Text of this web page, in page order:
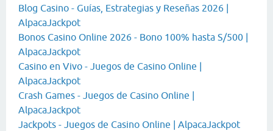
Blog Casino - Guías, Estrategias y Reseñas 2026 |
AlpacaJackpot
Bonos Casino Online 2026 - Bono 100% hasta S/500 |
AlpacaJackpot
Casino en Vivo - Juegos de Casino Online |
AlpacaJackpot
Crash Games - Juegos de Casino Online |
AlpacaJackpot
Jackpots - Juegos de Casino Online | AlpacaJackpot